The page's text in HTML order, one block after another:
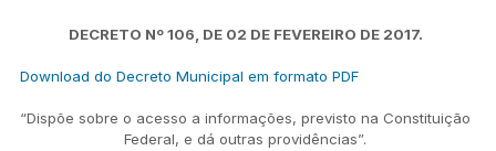
DECRETO Nº 106, DE 02 DE FEVEREIRO DE 2017.
Download do Decreto Municipal em formato PDF
“Dispõe sobre o acesso a informações, previsto na Constituição
Federal, e dá outras providências”.